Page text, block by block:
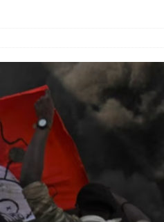
entrepôts de médicaments, aggravant